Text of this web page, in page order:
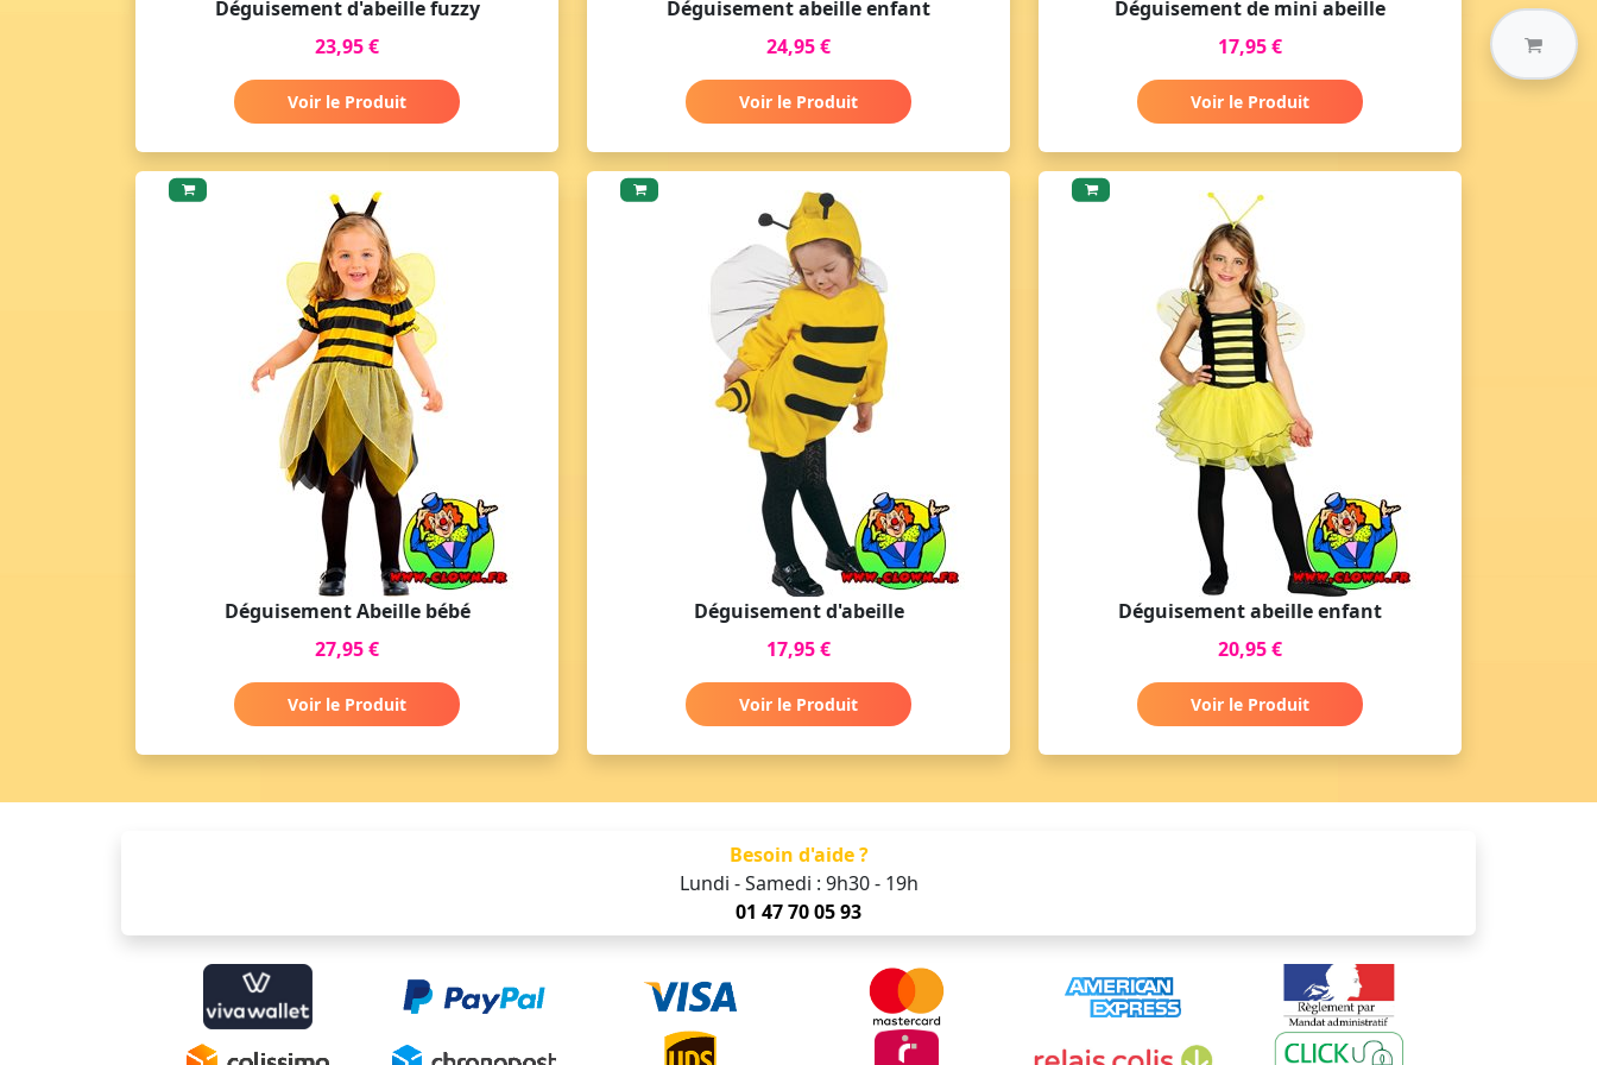
Déguisement d'abeille fuzzy
23,95 €
Voir le Produit
Déguisement abeille enfant
24,95 €
Voir le Produit
Déguisement de mini abeille
17,95 €
Voir le Produit
Déguisement Abeille bébé
27,95 €
Voir le Produit
Déguisement d'abeille
17,95 €
Voir le Produit
Déguisement abeille enfant
20,95 €
Voir le Produit
Besoin d'aide ?
Lundi - Samedi : 9h30 - 19h
01 47 70 05 93